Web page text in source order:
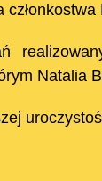
Natalia